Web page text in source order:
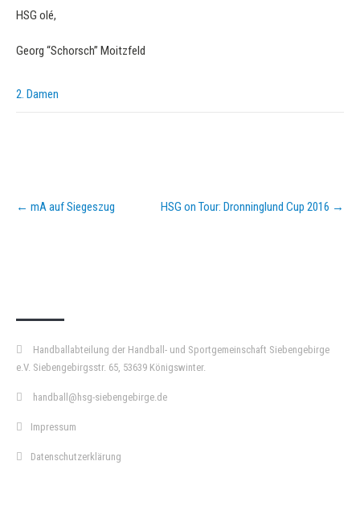
HSG olé,
Georg “Schorsch” Moitzfeld
2. Damen
Post
navigation
← mA auf Siegeszug HSG on Tour: Dronninglund Cup 2016 →
Handballabteilung der Handball- und Sportgemeinschaft Siebengebirge
e.V. Siebengebirgsstr. 65, 53639 Königswinter.
handball@hsg-siebengebirge.de
Impressum
Datenschutzerklärung